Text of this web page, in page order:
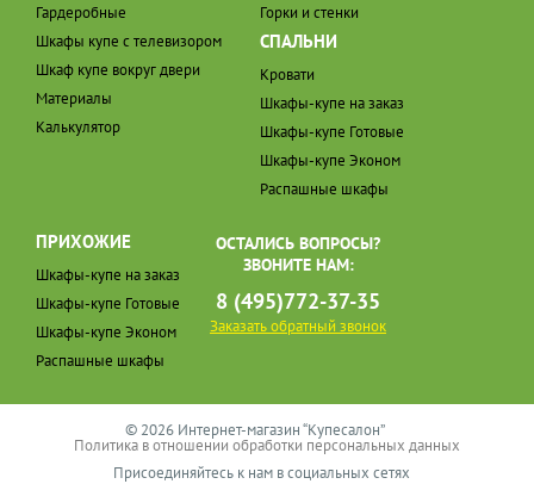
Гардеробные
Шкафы купе с телевизором
Шкаф купе вокруг двери
Материалы
Калькулятор
Горки и стенки
СПАЛЬНИ
Кровати
Шкафы-купе на заказ
Шкафы-купе Готовые
Шкафы-купе Эконом
Распашные шкафы
ПРИХОЖИЕ
Шкафы-купе на заказ
Шкафы-купе Готовые
Шкафы-купе Эконом
Распашные шкафы
ОСТАЛИСЬ ВОПРОСЫ?
ЗВОНИТЕ НАМ:
8 (495)772-37-35
Заказать обратный звонок
© 2026 Интернет-магазин “Купесалон”
Политика в отношении обработки персональных данных
Присоединяйтесь к нам в социальных сетях